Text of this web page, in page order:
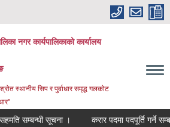
नगर कार्यपालिकाको कार्यालय
स्थानीय सिप र पुर्वाधार समृद्ध गलकोट
सम्बन्धी सूचना । करार पदमा पदपूर्ति गर्ने